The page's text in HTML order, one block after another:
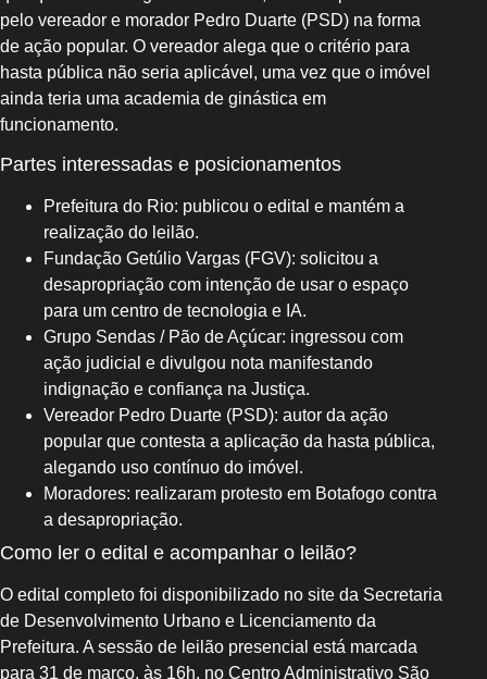
pelo vereador e morador Pedro Duarte (PSD) na forma
de ação popular. O vereador alega que o critério para
hasta pública não seria aplicável, uma vez que o imóvel
ainda teria uma academia de ginástica em
funcionamento.
Partes interessadas e posicionamentos
Prefeitura do Rio: publicou o edital e mantém a
realização do leilão.
Fundação Getúlio Vargas (FGV): solicitou a
desapropriação com intenção de usar o espaço
para um centro de tecnologia e IA.
Grupo Sendas / Pão de Açúcar: ingressou com
ação judicial e divulgou nota manifestando
indignação e confiança na Justiça.
Vereador Pedro Duarte (PSD): autor da ação
popular que contesta a aplicação da hasta pública,
alegando uso contínuo do imóvel.
Moradores: realizaram protesto em Botafogo contra
a desapropriação.
Como ler o edital e acompanhar o leilão?
O edital completo foi disponibilizado no site da Secretaria
de Desenvolvimento Urbano e Licenciamento da
Prefeitura. A sessão de leilão presencial está marcada
para 31 de março, às 16h, no Centro Administrativo São